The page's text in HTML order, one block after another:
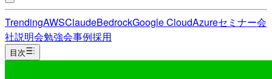
TrendingAWSClaudeBedrockGoogle CloudAzureセミナー会
社説明会勉強会事例採用
目次